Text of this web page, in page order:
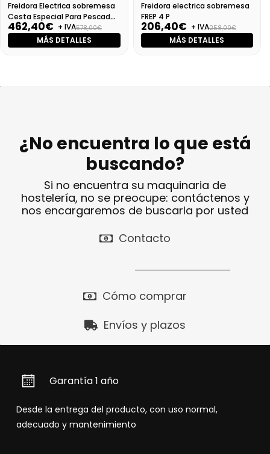
Freidora Electrica sobremesa
Cesta Especial Para Pescado
Fes-8Lg Pesc (Fe-08)
462,40€ + IVA578,00€
MÁS DETALLES
Freidora electrica sobremesa
FREP 4 P
206,40€ + IVA258,00€
MÁS DETALLES
¿No encuentra lo que está
buscando?
Si no encuentra su maquinaria de
hostelería, no se preocupe: contáctenos y
nos encargaremos de buscarla por usted
Contacto
Cómo comprar
Envíos y plazos
Garantía 1 año
Desde la entrega del producto, con uso normal,
adecuado y mantenimiento